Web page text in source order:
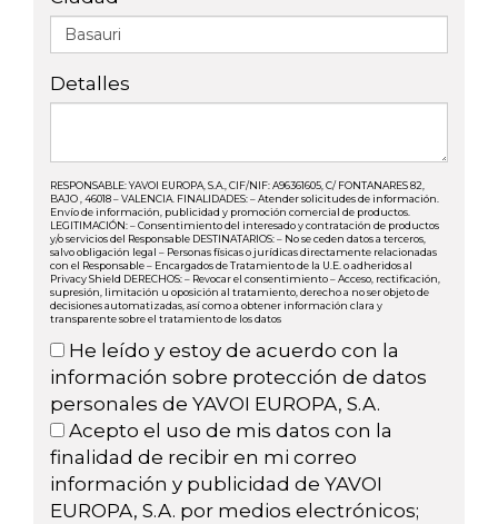
Detalles
RESPONSABLE: YAVOI EUROPA, S.A., CIF/NIF: A96361605, C/ FONTANARES 82,
BAJO , 46018 – VALENCIA. FINALIDADES: – Atender solicitudes de información.
Envío de información, publicidad y promoción comercial de productos.
LEGITIMACIÓN: – Consentimiento del interesado y contratación de productos
y/o servicios del Responsable DESTINATARIOS: – No se ceden datos a terceros,
salvo obligación legal – Personas físicas o jurídicas directamente relacionadas
con el Responsable – Encargados de Tratamiento de la U.E. o adheridos al
Privacy Shield DERECHOS: – Revocar el consentimiento – Acceso, rectificación,
supresión, limitación u oposición al tratamiento, derecho a no ser objeto de
decisiones automatizadas, así como a obtener información clara y
transparente sobre el tratamiento de los datos
He leído y estoy de acuerdo con la
información sobre protección de datos
personales de YAVOI EUROPA, S.A.
Acepto el uso de mis datos con la
finalidad de recibir en mi correo
información y publicidad de YAVOI
EUROPA, S.A. por medios electrónicos;